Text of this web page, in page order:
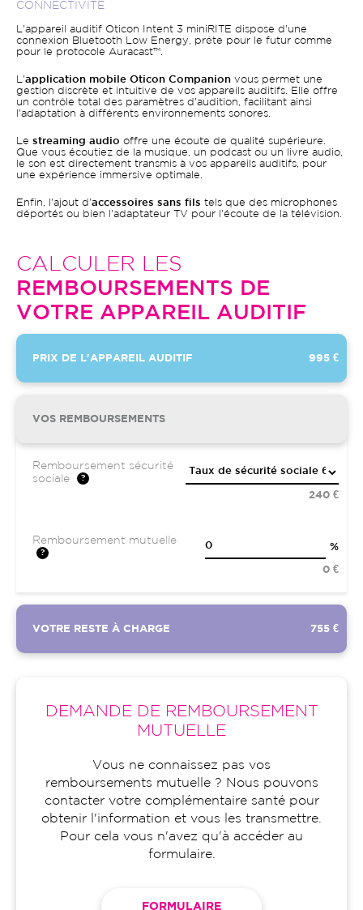
CONNECTIVITÉ
L'appareil auditif Oticon Intent 3 miniRITE dispose d'une
connexion Bluetooth Low Energy, prête pour le futur comme
pour le protocole Auracast™.
L'application mobile Oticon Companion vous permet une
gestion discrète et intuitive de vos appareils auditifs. Elle offre
un contrôle total des paramètres d'audition, facilitant ainsi
l'adaptation à différents environnements sonores.
Le streaming audio offre une écoute de qualité supérieure.
Que vous écoutiez de la musique, un podcast ou un livre audio,
le son est directement transmis à vos appareils auditifs, pour
une expérience immersive optimale.
Enfin, l'ajout d'accessoires sans fils tels que des microphones
déportés ou bien l'adaptateur TV pour l'écoute de la télévision.
CALCULER LES
REMBOURSEMENTS DE
VOTRE APPAREIL AUDITIF
PRIX DE L'APPAREIL AUDITIF 995 €
VOS REMBOURSEMENTS
Remboursement sécurité
sociale
240 €
Remboursement mutuelle
%
0 €
VOTRE RESTE À CHARGE 755 €
DEMANDE DE REMBOURSEMENT
MUTUELLE
Vous ne connaissez pas vos
remboursements mutuelle ? Nous pouvons
contacter votre complémentaire santé pour
obtenir l'information et vous les transmettre.
Pour cela vous n'avez qu'à accéder au
formulaire.
FORMULAIRE